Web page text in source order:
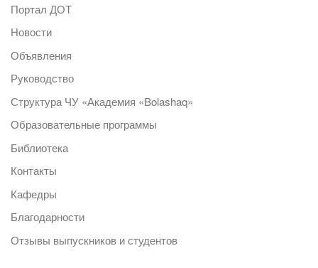
Портал ДОТ
Новости
Объявления
Руководство
Структура ЧУ «Академия «Bolashaq»
Образовательные программы
Библиотека
Контакты
Кафедры
Благодарности
Отзывы выпускников и студентов